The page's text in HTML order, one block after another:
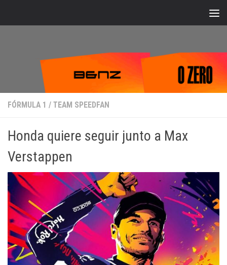
FÓRMULA 1 / TEAM SPEEDFAN
Honda quiere seguir junto a Max
Verstappen